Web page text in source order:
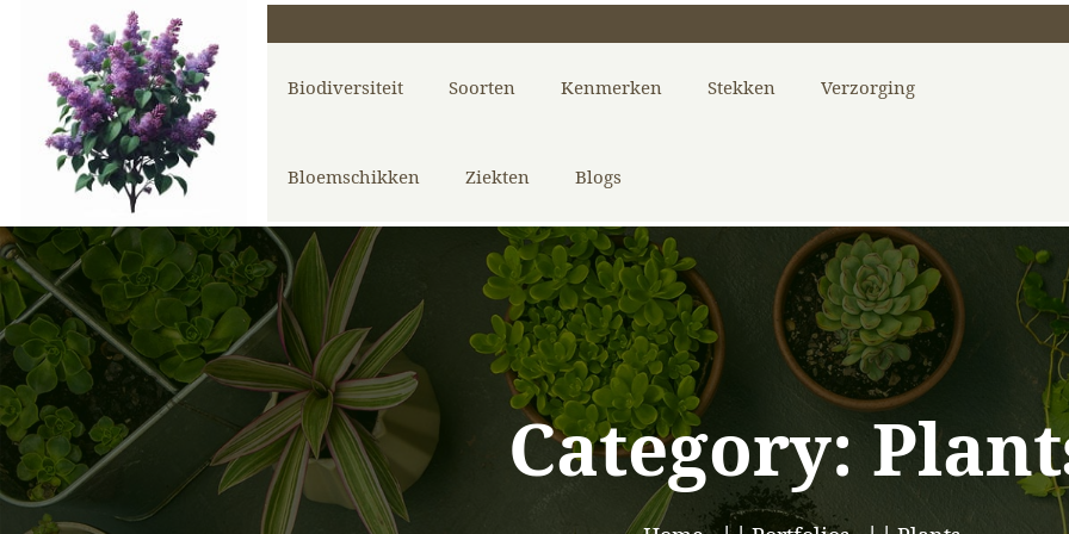
Biodiversiteit Soorten Kenmerken Stekken Verzorging
Bloemschikken Ziekten Blogs
Category: